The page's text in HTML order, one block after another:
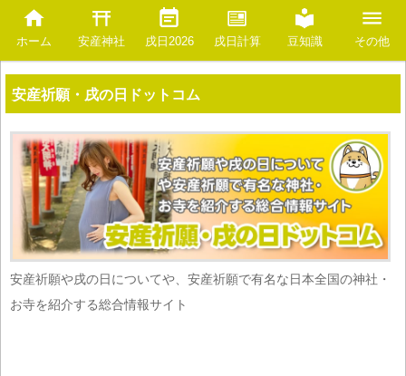
ホーム 安産神社 戌日2026 戌日計算 豆知識 その他
安産祈願・戌の日ドットコム
安産祈願や戌の日についてや、安産祈願で有名な日本全国の神社・
お寺を紹介する総合情報サイト